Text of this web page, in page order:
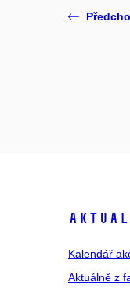
Kalendář
Aktuálně z